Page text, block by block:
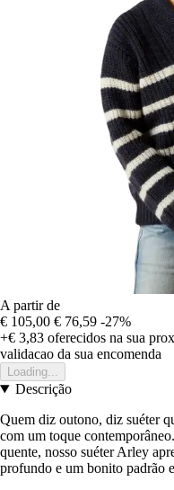
A partir de
€ 105,00 € 76,59 -27%
+€ 3,83 oferecidos na sua
validacao da sua encomenda
Loading...
Descrição
Quem diz outono, diz suéter
com um toque
quente, nosso suéter Arley
profundo e um bonito padrão